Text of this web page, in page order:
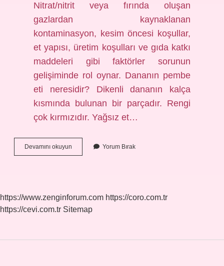
Nitrat/nitrit veya fırında oluşan
gazlardan kaynaklanan
kontaminasyon, kesim öncesi koşullar,
et yapısı, üretim koşulları ve gıda katkı
maddeleri gibi faktörler sorunun
gelişiminde rol oynar. Dananın pembe
eti neresidir? Dikenli dananın kalça
kısmında bulunan bir parçadır. Rengi
çok kırmızıdır. Yağsız et…
Devamını okuyun
Hayvanın
Yorum Bırak
https://www.zenginforum.com https://coro.com.tr
https://cevi.com.tr Sitemap